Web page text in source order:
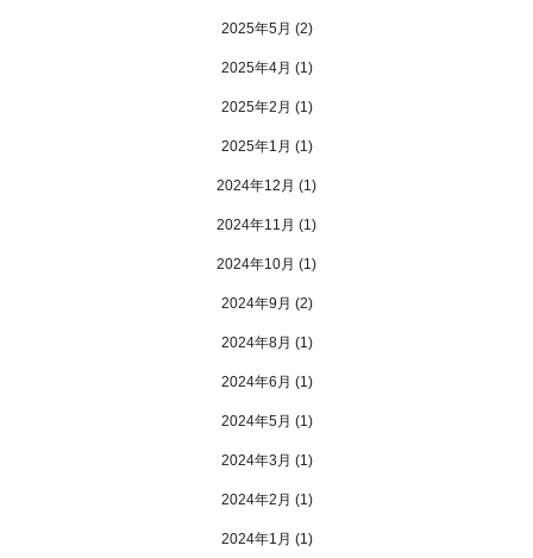
2025年5月 (2)
2025年4月 (1)
2025年2月 (1)
2025年1月 (1)
2024年12月 (1)
2024年11月 (1)
2024年10月 (1)
2024年9月 (2)
2024年8月 (1)
2024年6月 (1)
2024年5月 (1)
2024年3月 (1)
2024年2月 (1)
2024年1月 (1)